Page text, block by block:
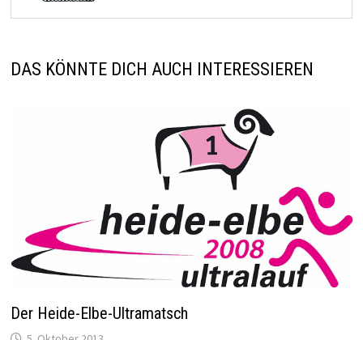
DAS KÖNNTE DICH AUCH INTERESSIEREN
Der Heide-Elbe-Ultramatsch